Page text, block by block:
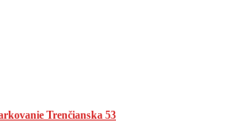
Trenčianska 53